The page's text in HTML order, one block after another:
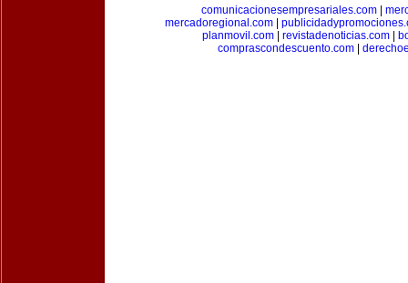
comunicacionesempresariales.com
mercadoregional.com
planmovil.com| revistadenoticias.com|
comprascondescuento.com|